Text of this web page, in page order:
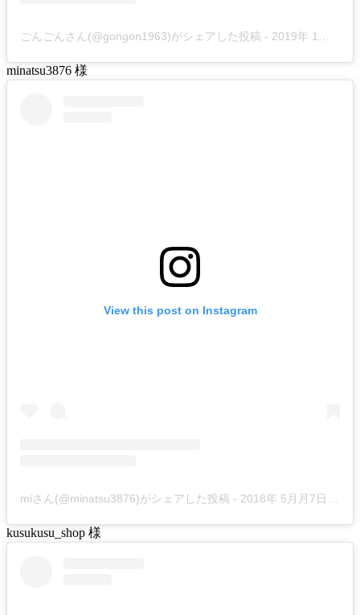
ごんごんさん(@gongon1963)がシェアした投稿 - 2019年 1月月10日午後2時30分PST
minatsu3876 様
View this post on Instagram
miさん(@minatsu3876)がシェアした投稿 - 2018年 5月月7日午前5時16分PDT
kusukusu_shop 様